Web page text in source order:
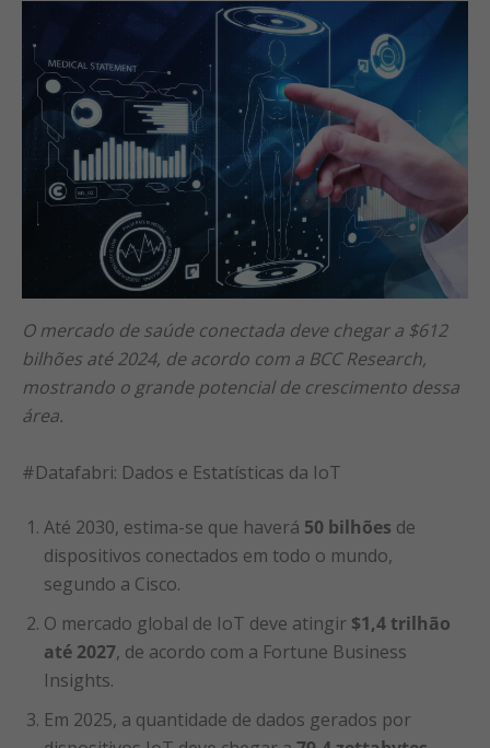
O mercado de saúde conectada deve chegar a $612
bilhões até 2024, de acordo com a BCC Research,
mostrando o grande potencial de crescimento dessa
área.
#Datafabri: Dados e Estatísticas da IoT
Até 2030, estima-se que haverá 50 bilhões de
dispositivos conectados em todo o mundo,
segundo a Cisco.
O mercado global de IoT deve atingir $1,4 trilhão
até 2027, de acordo com a Fortune Business
Insights.
Em 2025, a quantidade de dados gerados por